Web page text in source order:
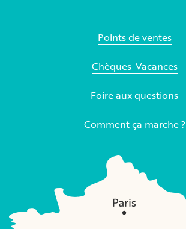
Points de ventes
Chèques-Vacances
Foire aux questions
Comment ça marche ?